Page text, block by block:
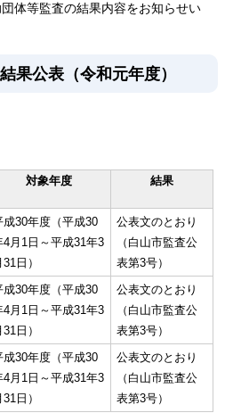
体等監査の結果内容をお知らせい
果公表（令和元年度）
対象年度 結果
成30年度（平成30
4月1日～平成31年3
31日）
公表文のとおり
（白山市監査公
表第3号）
成30年度（平成30
4月1日～平成31年3
31日）
公表文のとおり
（白山市監査公
表第3号）
成30年度（平成30
4月1日～平成31年3
31日）
公表文のとおり
（白山市監査公
表第3号）